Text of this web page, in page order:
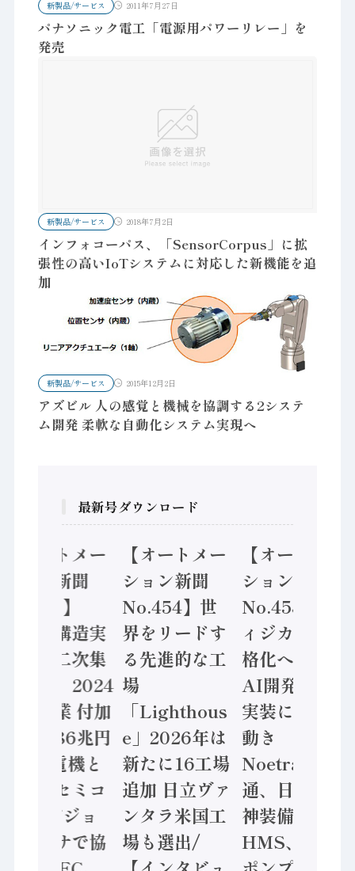
新製品/サービス 2011年7月27日
パナソニック電工「電源用パワーリレー」を
発売
新製品/サービス 2018年7月2日
インフォコーパス、「SensorCorpus」に拡
張性の高いIoTシステムに対応した新機能を追
加
新製品/サービス 2015年12月2日
アズビル 人の感覚と機械を協調する2システ
ム開発 柔軟な自動化システム実現へ
最新号ダウンロード
【オートメー
ション新聞
No.455】
「経済構造実
態調査二次集
計結果」2024
年製造業 付加
価値額86兆円
/ 三菱電機と
ソニーセミコ
ン AIビジョ
ンセンサで協
【オートメー
ション新聞
No.454】世
界をリードす
る先進的な工
場
「Lighthous
e」2026年は
新たに16工場
追加 日立ヴァ
ンタラ米国工
場も選出/
【オートメー
ション新聞
No.453】フ
ィジカルAI本
格化へ 国産
AI開発や社会
実装に活発な
動き
Noetra、富士
通、日立 / 兵
神装備 ×
HMS、老舗